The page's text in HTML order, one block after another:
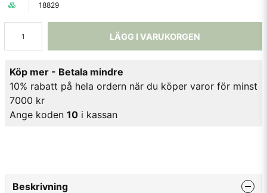
18829
LÄGG I VARUKORGEN
Köp mer - Betala mindre
10% rabatt på hela ordern när du köper varor för minst
7000 kr
Ange koden 10 i kassan
Beskrivning